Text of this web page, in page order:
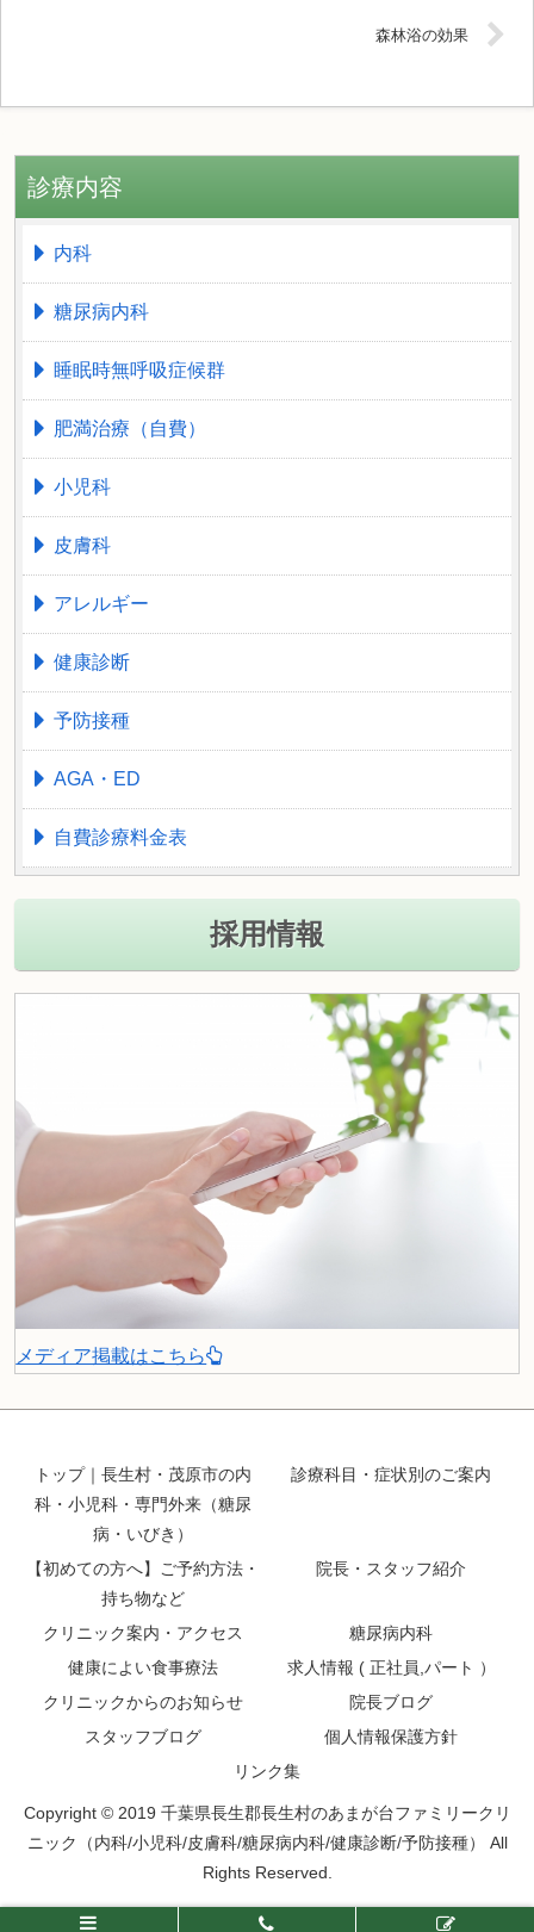
森林浴の効果
診療内容
内科
糖尿病内科
睡眠時無呼吸症候群
肥満治療（自費）
小児科
皮膚科
アレルギー
健康診断
予防接種
AGA・ED
自費診療料金表
採用情報
メディア掲載はこちら
トップ｜長生村・茂原市の内
科・小児科・専門外来（糖尿
病・いびき）
診療科目・症状別のご案内
【初めての方へ】ご予約方法・
持ち物など
院長・スタッフ紹介
クリニック案内・アクセス
糖尿病内科
健康によい食事療法
求人情報 ( 正社員,パート ）
クリニックからのお知らせ
院長ブログ
スタッフブログ
個人情報保護方針
リンク集
Copyright © 2019 千葉県長生郡長生村のあまが台ファミリークリ
ニック（内科/小児科/皮膚科/糖尿病内科/健康診断/予防接種） All
Rights Reserved.